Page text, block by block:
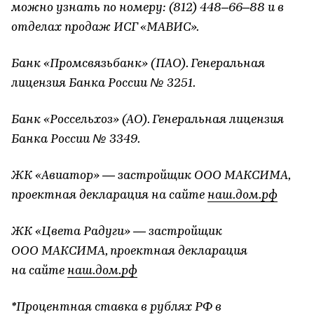
можно узнать по номеру: (812) 448–66–88 и в
отделах продаж ИСГ «МАВИС».
Банк «Промсвязьбанк» (ПАО). Генеральная
лицензия Банка России № 3251.
Банк «Россельхоз» (АО). Генеральная лицензия
Банка России № 3349.
ЖК «Авиатор» — застройщик ООО МАКСИМА,
проектная декларация на сайте наш.дом.рф
ЖК «Цвета Радуги» — застройщик
ООО МАКСИМА, проектная декларация
на сайте наш.дом.рф
*Процентная ставка в рублях РФ в